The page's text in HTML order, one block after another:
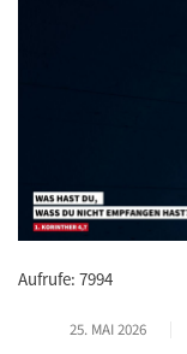
Aufrufe: 7994
25. MAI 2026